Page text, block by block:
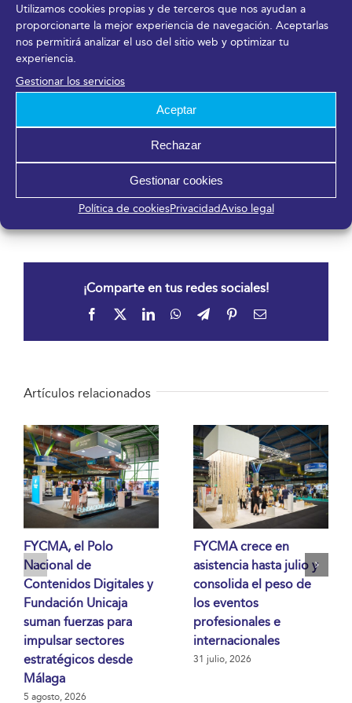
Utilizamos cookies propias y de terceros que nos ayudan a
proporcionarte la mejor experiencia de navegación. Aceptarlas
nos permitirá analizar el uso del sitio web y optimizar tu
experiencia.
Gestionar los servicios
Aceptar
Rechazar
Gestionar cookies
Política de cookiesPrivacidadAviso legal
en aspectos vinculados a la formación, la
capacitación y la especialización profesional. En este
sentido, hay que resaltar que EADE es un centro
adscrito a la Universidad de Gales cuya misión es
proporcionar contenidos formativos útiles para el
apoyar la investigación.
DESCARGAR EN PDF
19 octubre, 2019
¡Comparte en tus redes sociales!
Facebook LinkedInWhatsApp
TelegramPinterestCorreo
Artículos relacionados
FYCMA, el Polo
Nacional de
Contenidos Digitales y
Fundación Unicaja
suman fuerzas para
impulsar sectores
estratégicos desde
Málaga
5 agosto, 2026
FYCMA crece en
asistencia hasta julio y
consolida el peso de
los eventos
profesionales e
internacionales
31 julio, 2026